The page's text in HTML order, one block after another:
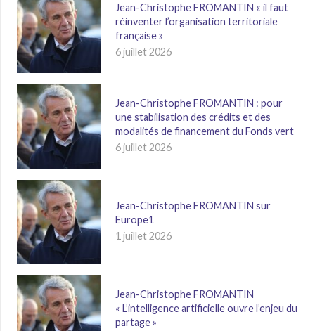
Jean-Christophe FROMANTIN « il faut
réinventer l’organisation territoriale
française »
6 juillet 2026
Jean-Christophe FROMANTIN : pour
une stabilisation des crédits et des
modalités de financement du Fonds vert
6 juillet 2026
Jean-Christophe FROMANTIN sur
Europe1
1 juillet 2026
Jean-Christophe FROMANTIN
« L’intelligence artificielle ouvre l’enjeu du
partage »